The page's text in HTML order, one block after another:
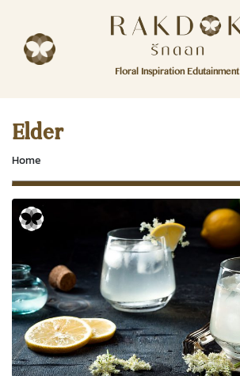
RakDok (รักดอก)
Floral Inspiration Edutainment
RakDok
Menu
MAGAZINE
EDUTAINMENT
RAKDOK
MARKET
ABOUT
CONTACT
Channel Facebook
Elder
Home